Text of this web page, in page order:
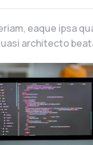
eaque ipsa
architecto